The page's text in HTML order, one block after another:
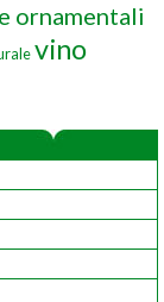
ornamentali
vino